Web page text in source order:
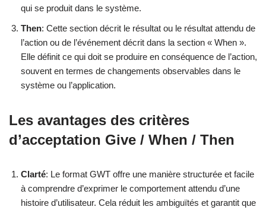
qui se produit dans le système.
Then: Cette section décrit le résultat ou le résultat attendu de
l’action ou de l’événement décrit dans la section « When ».
Elle définit ce qui doit se produire en conséquence de l’action,
souvent en termes de changements observables dans le
système ou l’application.
Les avantages des critères
d’acceptation Give / When / Then
Clarté: Le format GWT offre une manière structurée et facile
à comprendre d’exprimer le comportement attendu d’une
histoire d’utilisateur. Cela réduit les ambiguïtés et garantit que